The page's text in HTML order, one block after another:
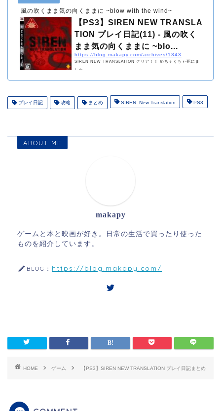
風の吹くまま気の向くままに ~blow with the wind~
【PS3】SIREN NEW TRANSLA
TION プレイ日記(11) - 風の吹く
まま気の向くままに ~blo...
https://blog.makapy.com/archives/1343
SIREN NEW TRANSLATION クリア！！ めちゃくちゃ死にま
した。 ...
プレイ日記 攻略 まとめ SIREN: New Translation PS3
ABOUT ME
makapy
ゲームと本と映画が好き。日常の生活で買ったり使った
ものを紹介しています。
BLOG： https://blog.makapy.com/
HOME ゲーム 【PS3】SIREN NEW TRANSLATION プレイ日記まとめ